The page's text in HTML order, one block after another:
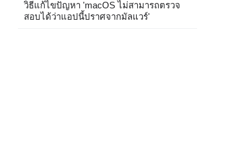
วิธีแก้ไขปัญหา 'macOS ไม่สามารถตรวจ
สอบได้ว่าแอปนี้ปราศจากมัลแวร์'